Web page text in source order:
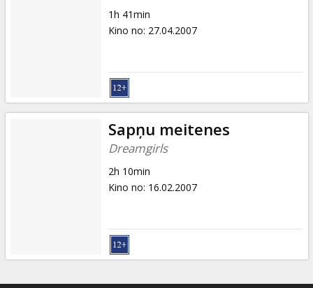
1h 41min
Kino no: 27.04.2007
Sapņu meitenes
Dreamgirls
2h 10min
Kino no: 16.02.2007